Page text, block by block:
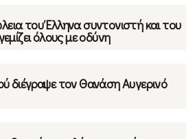
του Έλληνα συντονιστή και του
όλους με οδύνη
διέγραψε τον Θανάση Αυγερινό